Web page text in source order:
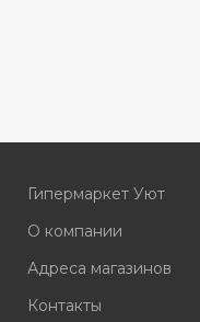
Гипермаркет Уют
О компании
Адреса магазинов
Контакты